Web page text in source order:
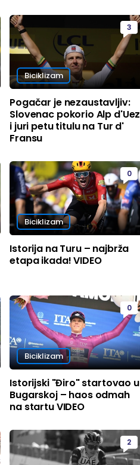
3
Biciklizam
Pogačar je nezaustavljiv:
Slovenac pokorio Alp d'Uez
i juri petu titulu na Tur d'
Fransu
0
Biciklizam
Istorija na Turu – najbrža
etapa ikada! VIDEO
0
Biciklizam
Istorijski "Điro" startovao u
Bugarskoj – haos odmah
na startu VIDEO
2